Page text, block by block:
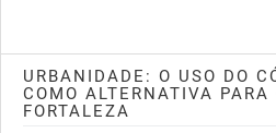
URBANIDADE: O USO DO
COMO ALTERNATIVA PARA
FORTALEZA